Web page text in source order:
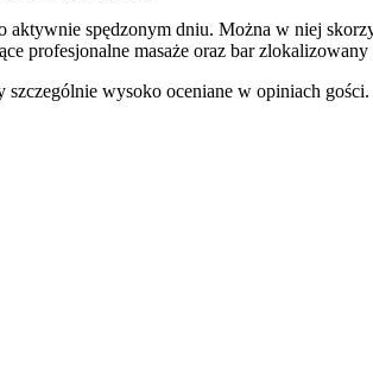
aktywnie spędzonym dniu. Można w niej
profesjonalne masaże oraz bar zlokalizowany
szczególnie wysoko oceniane w opiniach gości.
za pobyt przyjmowane są gotówką lub
jezior, w tym Rychnowskie, Urzędowe i